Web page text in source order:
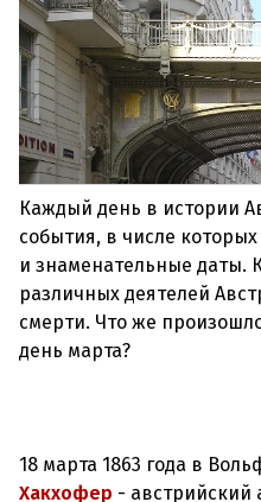
Каждый день в истории
события, в числе
и знаменательные даты.
различных деятелей
смерти. Что же
день марта?
18 марта 1863 года в
Хакхофер - австрийский